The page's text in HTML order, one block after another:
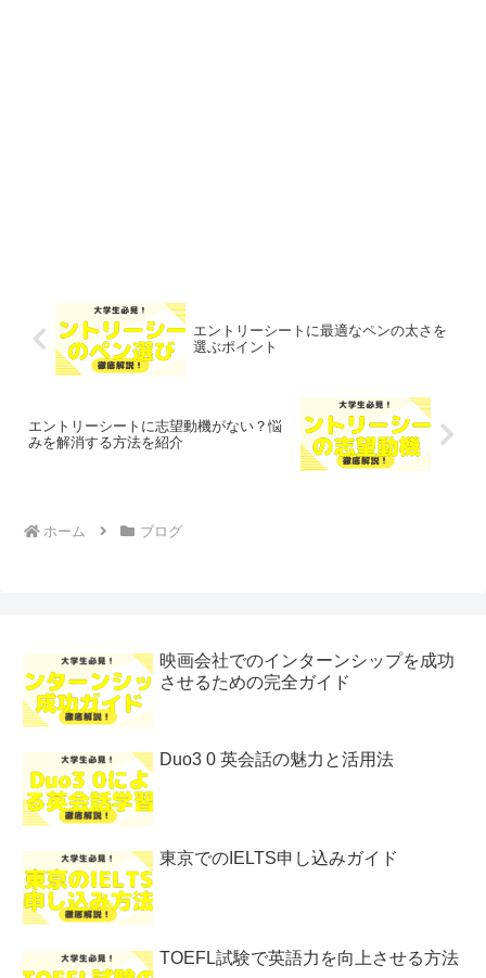
エントリーシートに最適なペンの太さを
選ぶポイント
エントリーシートに志望動機がない？悩
みを解消する方法を紹介
ホーム ブログ
映画会社でのインターンシップを成功
させるための完全ガイド
Duo3 0 英会話の魅力と活用法
東京でのIELTS申し込みガイド
TOEFL試験で英語力を向上させる方法